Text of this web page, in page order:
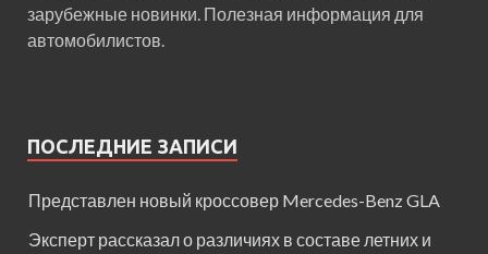
зарубежные новинки. Полезная информация для
автомобилистов.
ПОСЛЕДНИЕ ЗАПИСИ
Представлен новый кроссовер Mercedes-Benz GLA
Эксперт рассказал о различиях в составе летних и